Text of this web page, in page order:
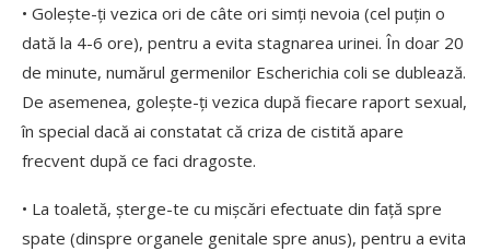
• Golește-ţi vezica ori de câte ori simți nevoia (cel puțin o
dată la 4-6 ore), pentru a evita stagnarea urinei. În doar 20
de minute, numărul germenilor Escherichia coli se dublează.
De asemenea, golește-ți vezica după fiecare raport sexual,
în special dacă ai constatat că criza de cistită apare
frecvent după ce faci dragoste.
• La toaletă, șterge-te cu mișcări efectuate din față spre
spate (dinspre organele genitale spre anus), pentru a evita